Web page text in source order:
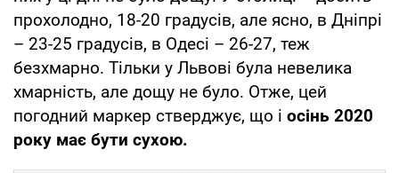
прохолодно, 18-20 градусів, але ясно, в Дніпрі
– 23-25 градусів, в Одесі – 26-27, теж
безхмарно. Тільки у Львові була невелика
хмарність, але дощу не було. Отже, цей
погодний маркер стверджує, що і осінь 2020
року має бути сухою.